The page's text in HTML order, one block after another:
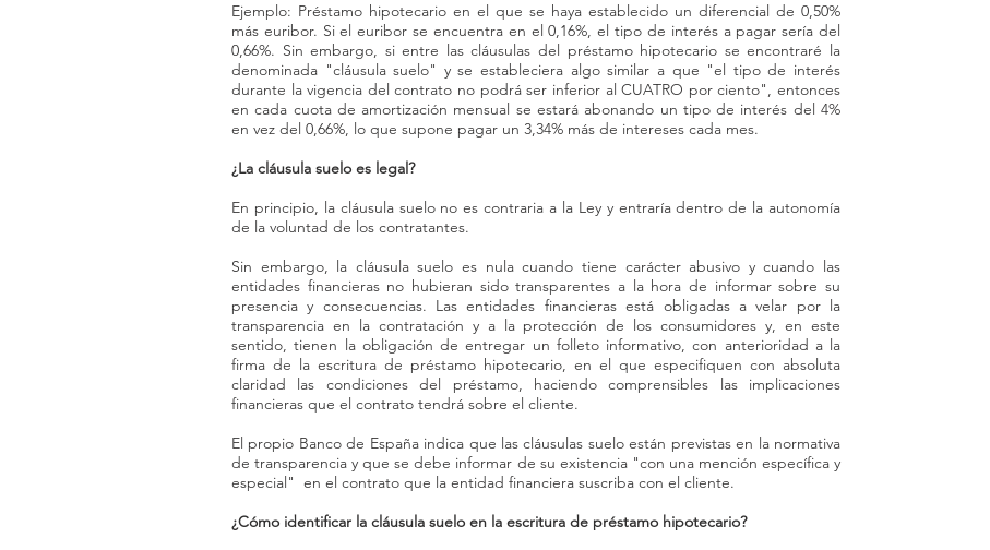
Ejemplo: Préstamo hipotecario en el que se haya establecido un diferencial de 0,50%
más euribor. Si el euribor se encuentra en el 0,16%, el tipo de interés a pagar sería del
0,66%. Sin embargo, si entre las cláusulas del préstamo hipotecario se encontraré la
denominada "cláusula suelo" y se estableciera algo similar a que "el tipo de interés
durante la vigencia del contrato no podrá ser inferior al CUATRO por ciento", entonces
en cada cuota de amortización mensual se estará abonando un tipo de interés del 4%
en vez del 0,66%, lo que supone pagar un 3,34% más de intereses cada mes.
¿La cláusula suelo es legal?
En principio, la cláusula suelo no es contraria a la Ley y entraría dentro de la autonomía
de la voluntad de los contratantes.
Sin embargo, la cláusula suelo es nula cuando tiene carácter abusivo y cuando las
entidades financieras no hubieran sido transparentes a la hora de informar sobre su
presencia y consecuencias. Las entidades financieras está obligadas a velar por la
transparencia en la contratación y a la protección de los consumidores y, en este
sentido, tienen la obligación de entregar un folleto informativo, con anterioridad a la
firma de la escritura de préstamo hipotecario, en el que especifiquen con absoluta
claridad las condiciones del préstamo, haciendo comprensibles las implicaciones
financieras que el contrato tendrá sobre el cliente.
El propio Banco de España indica que las cláusulas suelo están previstas en la normativa
de transparencia y que se debe informar de su existencia "con una mención específica y
especial" en el contrato que la entidad financiera suscriba con el cliente.
¿Cómo identificar la cláusula suelo en la escritura de préstamo hipotecario?